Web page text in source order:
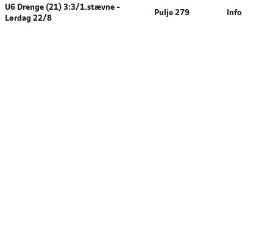
U6 Drenge (21) 3:3/1.stævne -
Lørdag 22/8
Pulje 279 Info